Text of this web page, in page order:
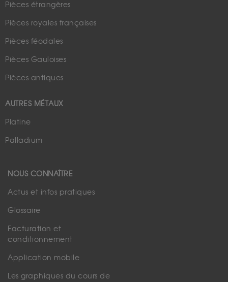
Pièces étrangères
Pièces royales françaises
Pièces féodales
Pièces Gauloises
Pièces antiques
AUTRES MÉTAUX
Platine
Palladium
NOUS CONNAÎTRE
Actus et infos pratiques
Glossaire
Facturation et
conditionnement
Application mobile
Les graphiques du cours de